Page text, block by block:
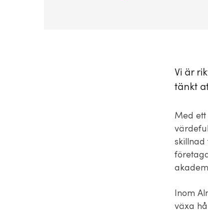
Vi är
tänkt
Med
skillnad
Inom
växa